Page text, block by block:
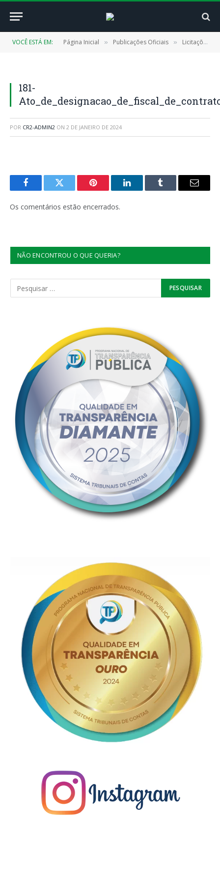
VOCÊ ESTÁ EM: Página Inicial » Publicações Oficiais » Licitações
181-
POR CR2-ADMIN2 ON 2 DE JANEIRO DE 2024
FacebookTwitter Pinterest LinkedInTumblr
E-
Os comentários estão encerrados.
NÃO ENCONTROU O QUE QUERIA?